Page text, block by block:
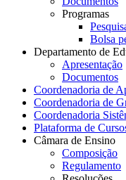
Programas
Bolsa
Departamento de
Apresentação
Documentos
Coordenadoria de
Coordenadoria de
Coordenadoria
Plataforma de
Câmara de Ensino
Composição
Regulamento